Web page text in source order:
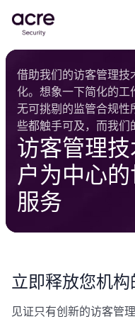
访客管理
户为中心
服务
借助我们的访客管理技
化。想象一下简化的工
无可挑剔的监管合规性
些都触手可及，而我们
立即释放您机构
见证只有创新的访客管